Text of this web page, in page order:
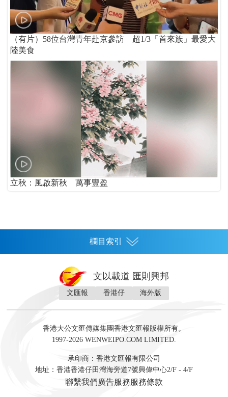
（有片）58位台灣青年赴京參訪 超1/3「首來族」最愛大
陸美食
立秋：風啟新秋 萬事豐盈
欄目索引
灣區人
財經 地產 投資 財評 數字經濟
訪談 直播 經湋論
藝術 文學
文以載道 匯則興邦
文匯報 香港仔 海外版
香港大公文匯傳媒集團香港文匯報版權所有。
1997-2026 WENWEIPO.COM LIMITED.
承印商：香港文匯報有限公司
地址：香港香港仔田灣海旁道7號興偉中心2/F - 4/F
聯繫我們 廣告服務服務條款